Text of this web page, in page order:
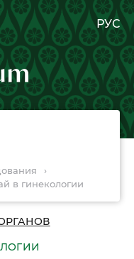
РУС
›
в гинекологии